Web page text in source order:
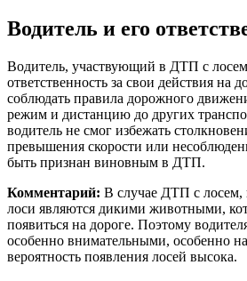
Водитель и его
Водитель, участвующий в ДТП с
ответственность за свои действия на
соблюдать правила дорожного
режим и дистанцию до других
водитель не смог избежать
превышения скорости или
быть признан виновным в ДТП.
Комментарий: В случае ДТП с лосем,
лоси являются дикими животными,
появиться на дороге. Поэтому
особенно внимательными, особенно на
вероятность появления лосей высока.